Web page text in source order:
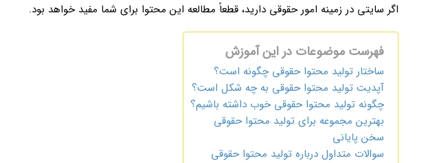
اگر سایتی در زمینه امور حقوقی دارید، قطعاً مطالعه این محتوا برای شما مفید خواهد بود.
فهرست موضوعات در این آموزش
ساختار تولید محتوا حقوقی چگونه است؟
آپدیت تولید محتوا حقوقی به چه شکل است؟
چگونه تولید محتوا حقوقی خوب داشته باشیم؟
بهترین مجموعه برای تولید محتوا حقوقی
سخن پایانی
سوالات متداول درباره تولید محتوا حقوقی